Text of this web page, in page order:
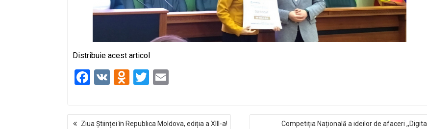
Distribuie acest articol
F
b
V
O
o
T
er
NAVIGARE
Ziua Științei în Republica Moldova, ediția a XIII-a! Competiția Națională a ideilor de afaceri ,,Digital